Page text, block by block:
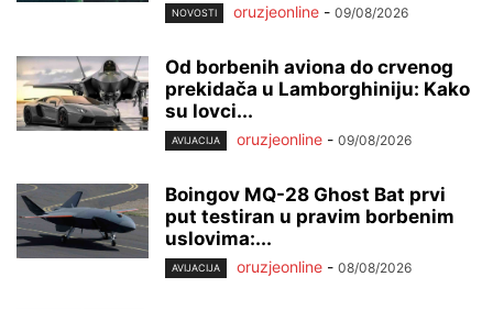
NOVOSTI oruzjeonline - 09/08/2026
Od borbenih aviona do crvenog
prekidača u Lamborghiniju: Kako
su lovci...
AVIJACIJA oruzjeonline - 09/08/2026
Boingov MQ-28 Ghost Bat prvi
put testiran u pravim borbenim
uslovima:...
AVIJACIJA oruzjeonline - 08/08/2026